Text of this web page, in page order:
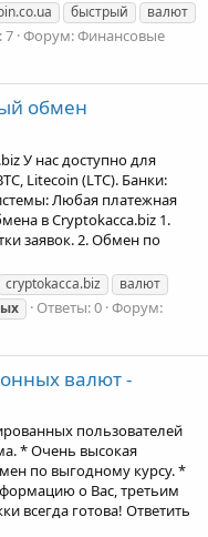
быстрый
валют
7 Форум:Финансовые
обмен
У нас доступно для
Litecoin (LTC). Банки:
Любая платежная
в Cryptokacca.biz 1.
заявок. 2. Обмен по
cryptokacca.biz
валют
Ответы: 0 Форум:
валют -
пользователей
* Очень высокая
по выгодному курсу. *
о Вас, третьим
всегда готова! Ответить